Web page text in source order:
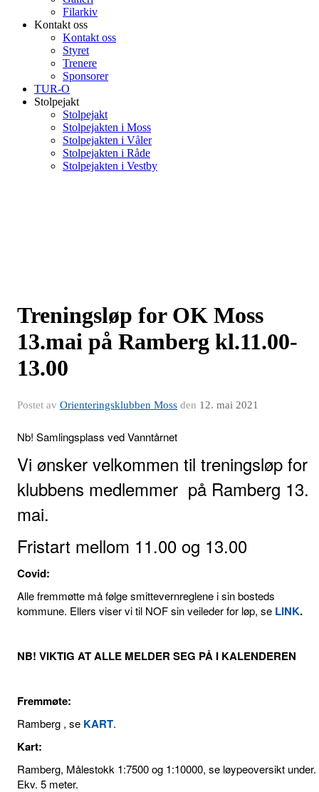
Filarkiv
Kontakt oss
Kontakt oss
Styret
Trenere
Sponsorer
TUR-O
Stolpejakt
Stolpejakt
Stolpejakten i Moss
Stolpejakten i Våler
Stolpejakten i Råde
Stolpejakten i Vestby
Treningsløp for OK Moss
13.mai på Ramberg kl.11.00-
13.00
Postet av Orienteringsklubben Moss den 12. mai 2021
Nb! Samlingsplass ved Vanntårnet
Vi ønsker velkommen til treningsløp for
klubbens medlemmer på Ramberg 13.
mai.
Fristart mellom 11.00 og 13.00
Covid:
Alle fremmøtte må følge smittevernreglene i sin bosteds
kommune. Ellers viser vi til NOF sin veileder for løp, se LINK.
NB! VIKTIG AT ALLE MELDER SEG PÅ I KALENDEREN
Fremmøte:
Ramberg , se KART.
Kart:
Ramberg, Målestokk 1:7500 og 1:10000, se løypeoversikt under.
Ekv. 5 meter.